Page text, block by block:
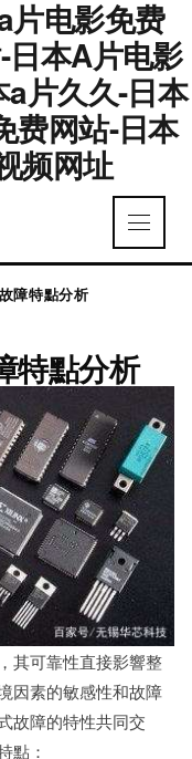
片电影免费
本A片电影
片久久-日本
费网站-日本
频网址
障特點分析
特點分析
其可靠性直接影響整
因素的敏感性和故障
故障的特性共同交
點：